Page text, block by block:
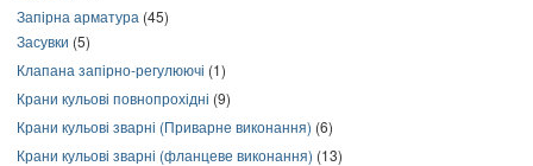
Запірна арматура (45)
Засувки (5)
Клапана запірно-регулюючі (1)
Крани кульові повнопрохідні (9)
Крани кульові зварні (Приварне виконання) (6)
Крани кульові зварні (фланцеве виконання) (13)